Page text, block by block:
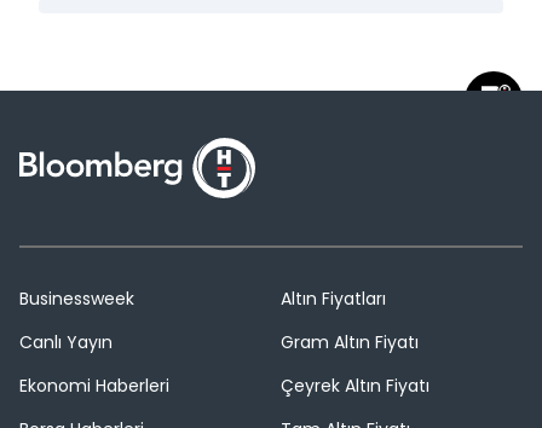
Businessweek
Canlı Yayın
Ekonomi Haberleri
Altın Fiyatları
Gram Altın Fiyatı
Çeyrek Altın Fiyatı